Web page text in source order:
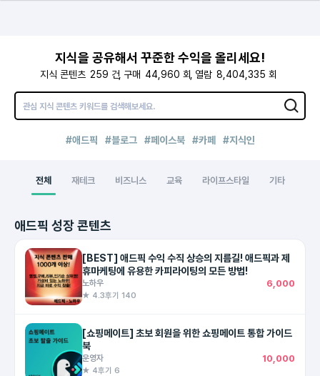
지식을 공유해서 꾸준한 수익을 올리세요!
지식 콘텐츠 259 건 구매 44,960 회 열람 8,404,335 회
#애드픽 #블로그 #페이스북 #카페 #지식인
전체 재테크 비즈니스 교육 라이프스타일 기타
애드픽 성장 콘텐츠
[BEST] 애드픽 수익 수직 상승의 지름길! 애드픽과 제
휴마케팅에 유용한 카피라이팅의 모든 방법!
노하우 6,000
★ 4.3후기 140
[쇼핑메이트] 초보 회원을 위한 쇼핑메이트 통합 가이드
북
운영자 10,000
★ 4후기 6